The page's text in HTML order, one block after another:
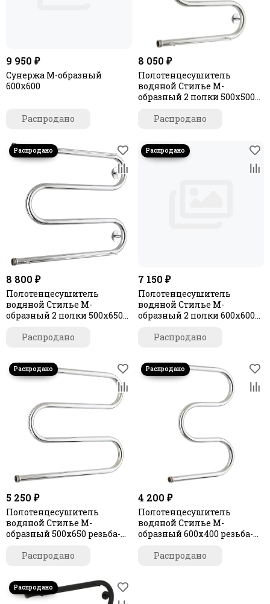
9 950 ₽
Сунержа М-образный
600х600
Распродано
8 050 ₽
Полотенцесушитель
водяной Стилье М-
образный 2 полки 500х500
Распродано
8 800 ₽
Полотенцесушитель
водяной Стилье М-
образный 2 полки 500х650
Распродано
7 150 ₽
Полотенцесушитель
водяной Стилье М-
образный 2 полки 600х600
Распродано
5 250 ₽
Полотенцесушитель
водяной Стилье М-
образный 500х650 резьба-
Распродано
4 200 ₽
Полотенцесушитель
водяной Стилье М-
образный 600х400 резьба-
Распродано